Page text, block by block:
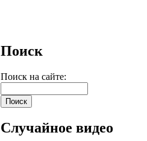
Поиск
Поиск на сайте:
Случайное видео